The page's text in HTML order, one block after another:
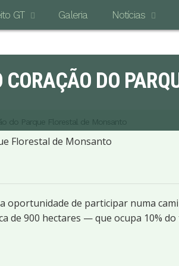
GT Galeria Notícias
do Parque Florestal de Monsanto
DO
oportunidade de participar numa
de 900 hectares — que ocupa 10%